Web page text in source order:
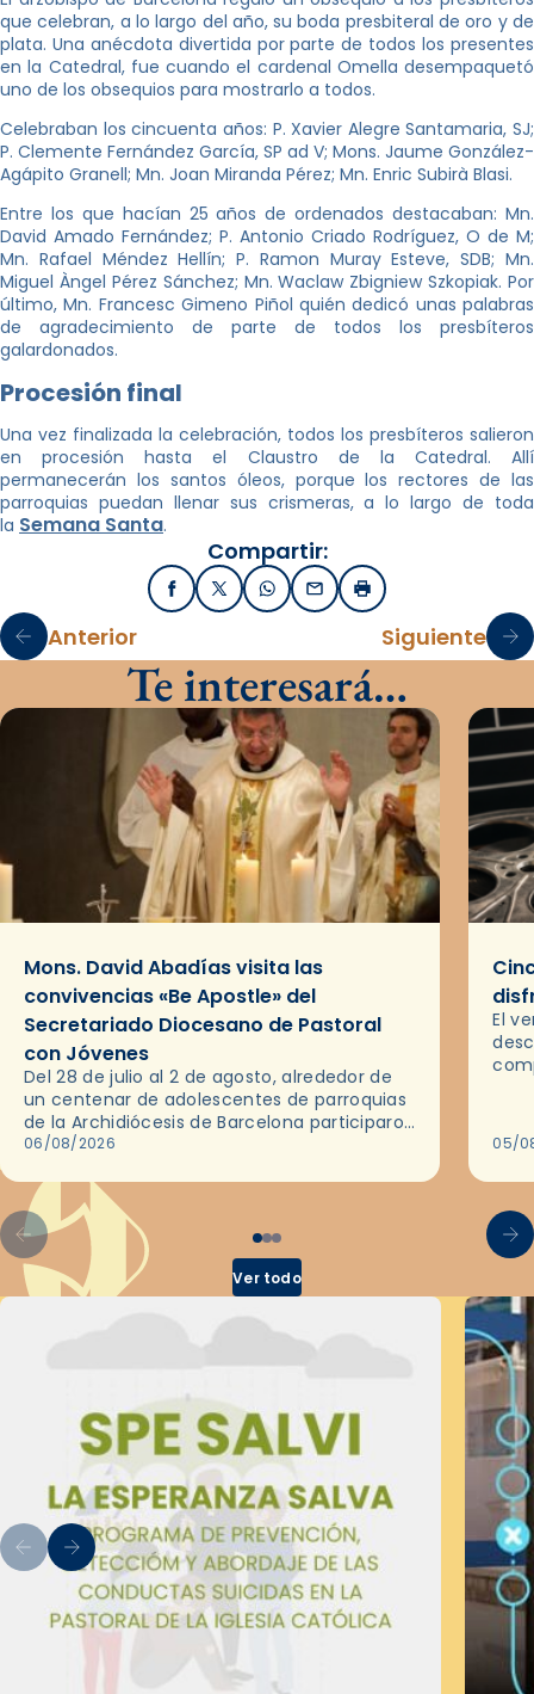
que celebran, a lo largo del año, su boda presbiteral de oro y de
plata. Una anécdota divertida por parte de todos los presentes
en la Catedral, fue cuando el cardenal Omella desempaquetó
uno de los obsequios para mostrarlo a todos.
Celebraban los cincuenta años: P. Xavier Alegre Santamaria, SJ;
P. Clemente Fernández García, SP ad V; Mons. Jaume González-
Agápito Granell; Mn. Joan Miranda Pérez; Mn. Enric Subirà Blasi.
Entre los que hacían 25 años de ordenados destacaban: Mn.
David Amado Fernández; P. Antonio Criado Rodríguez, O de M;
Mn. Rafael Méndez Hellín; P. Ramon Muray Esteve, SDB; Mn.
Miguel Àngel Pérez Sánchez; Mn. Waclaw Zbigniew Szkopiak. Por
último, Mn. Francesc Gimeno Piñol quién dedicó unas palabras
de agradecimiento de parte de todos los presbíteros
galardonados.
Procesión final
Una vez finalizada la celebración, todos los presbíteros salieron
en procesión hasta el Claustro de la Catedral. Allí
permanecerán los santos óleos, porque los rectores de las
parroquias puedan llenar sus crismeras, a lo largo de toda
la Semana Santa.
Compartir:
FacebookX / TwitterWhatsApp
EmailImprimir
Anterior Siguiente
Te interesará…
Mons. David Abadías visita las
convivencias «Be Apostle» del
Secretariado Diocesano de Pastoral
con Jóvenes
Del 28 de julio al 2 de agosto, alrededor de
un centenar de adolescentes de parroquias
de la Archidiócesis de Barcelona participaron
en las convivencias Be Apostle, organizadas
06/08/2026
El
05/
Ver todo